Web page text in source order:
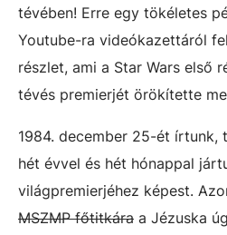
tévében! Erre egy tökéletes
Youtube-ra videókazettáról
részlet, ami a Star Wars első
tévés premierjét örökítette
1984. december 25-ét írtunk,
hét évvel és hét hónappal
világpremierjéhez képest.
MSZMP főtitkára a Jézuska